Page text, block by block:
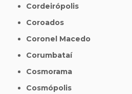
Cordeirópolis
Coroados
Coronel Macedo
Corumbataí
Cosmorama
Cosmópolis